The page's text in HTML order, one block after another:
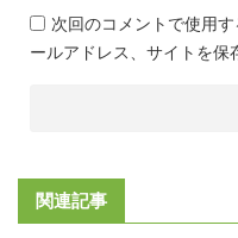
次回のコメントで使用
ールアドレス、サイトを保
関連記事